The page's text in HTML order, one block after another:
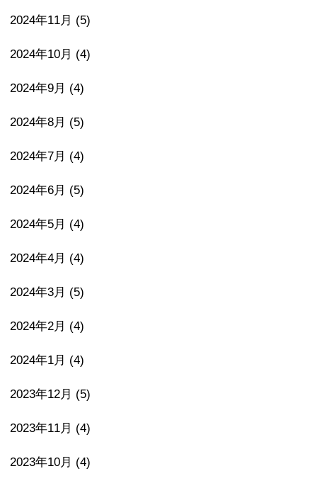
2024年11月 (5)
2024年10月 (4)
2024年9月 (4)
2024年8月 (5)
2024年7月 (4)
2024年6月 (5)
2024年5月 (4)
2024年4月 (4)
2024年3月 (5)
2024年2月 (4)
2024年1月 (4)
2023年12月 (5)
2023年11月 (4)
2023年10月 (4)